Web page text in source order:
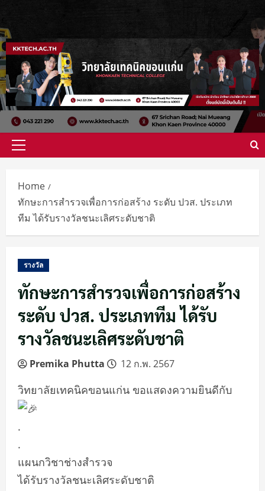
content
Primary
Home
ทักษะการสำรวจเพื่อการก่อสร้าง ระดับ ปวส. ประเภท
ทีม ได้รับรางวัลชนะเลิศระดับชาติ
รางวัล
ทักษะการสำรวจเพื่อการก่อสร้าง
ระดับ ปวส. ประเภททีม ได้รับ
รางวัลชนะเลิศระดับชาติ
Premika Phutta 12 ก.พ. 2567
วิทยาลัยเทคนิคขอนแก่น ขอแสดงความยินดีกับ
.
.
แผนกวิชาช่างสำรวจ
ได้รับรางวัลชนะเลิศระดับชาติ